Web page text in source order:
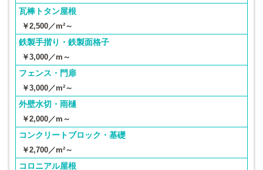
瓦棒トタン屋根
￥2,500／m²～
鉄製手揩り・鉄製面格子
￥3,000／m～
フェンス・門扉
￥3,000／m²～
外壁水切・雨樋
￥2,000／m～
コンクリートブロック・基礎
￥2,700／m²～
コロニアル屋根